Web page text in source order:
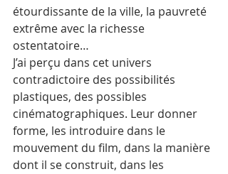
étourdissante de la ville, la pauvreté
extrême avec la richesse
ostentatoire…
J’ai perçu dans cet univers
contradictoire des possibilités
plastiques, des possibles
cinématographiques. Leur donner
forme, les introduire dans le
mouvement du film, dans la manière
dont il se construit, dans les